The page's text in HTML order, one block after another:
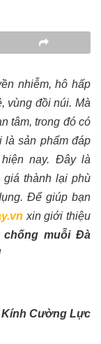
nhiễm, hô hấp
vùng đồi núi. Mà
tâm, trong đó có
là sản phẩm đáp
nay. Đây là
giá thành lại phù
Để giúp bạn
xin giới thiệu
muỗi Đà
Kính Cường Lực